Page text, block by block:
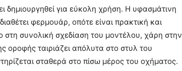
δημιουργηθεί για εύκολη χρήση. Η υφασμάτινη
φερμουάρ, οπότε είναι πρακτική και
συνολική σχεδίαση του μοντέλου, χάρη στην
οροφής ταιριάζει απόλυτα στο στυλ του
σταθερά στο πίσω μέρος του οχήματος.